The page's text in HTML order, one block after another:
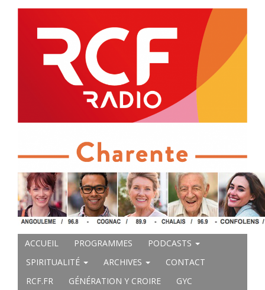
ACCUEIL PROGRAMMES
PODCASTS
SPIRITUALITÉ
ARCHIVES
CONTACT
RCF.FR
GÉNÉRATION Y CROIRE
GYC